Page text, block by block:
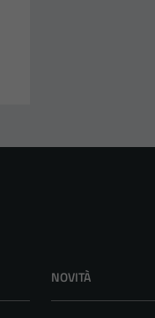
NOVITÀ